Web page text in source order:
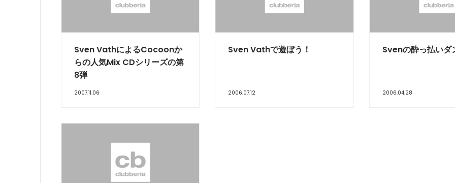
Sven VathによるCocoonか
らの人気Mix CDシリーズの第
8弾
2007.11.06
Sven Vathで遊ぼう！
2006.07.12
Svenの酔っ払いダ
2006.04.28